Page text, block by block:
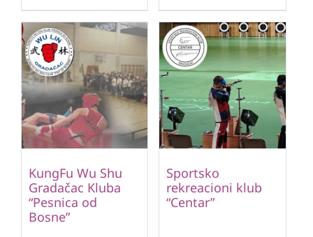
KungFu Wu Shu
Gradačac Kluba
“Pesnica od
Bosne”
Sportsko
rekreacioni klub
“Centar”